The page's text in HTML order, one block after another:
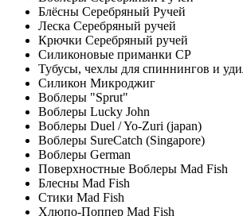
Блёсны Серебряный Ручей
Леска Серебряный ручей
Крючки Серебряный ручей
Силиконовые приманки СР
Тубусы, чехлы для спиннингов и
Силикон Микроджиг
Воблеры "Sprut"
Воблеры Lucky John
Воблеры Duel / Yo-Zuri (japan)
Воблеры SureCatch (Singapore)
Воблеры German
Поверхностные Воблеры Mad Fish
Блесны Mad Fish
Стики Mad Fish
Хлюпо-Поппер Mad Fish